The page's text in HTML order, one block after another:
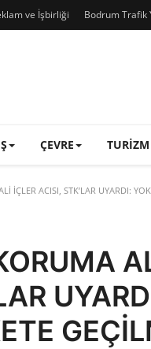
ve İşbirliği Bodrum Trafik
ÇEVRE TURIZM
İÇLER ACISI, STK’LAR UYARDI: